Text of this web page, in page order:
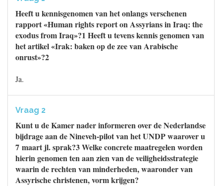
Heeft u kennisgenomen van het onlangs verschenen
rapport «Human rights report on Assyrians in Iraq: the
exodus from Iraq»?1 Heeft u tevens kennis genomen van
het artikel «Irak: baken op de zee van Arabische
onrust»?2
Ja.
Vraag 2
Kunt u de Kamer nader informeren over de Nederlandse
bijdrage aan de Nineveh-pilot van het UNDP waarover u
7 maart jl. sprak?3 Welke concrete maatregelen worden
hierin genomen ten aan zien van de veiligheidsstrategie
waarin de rechten van minderheden, waaronder van
Assyrische christenen, vorm krijgen?